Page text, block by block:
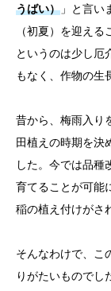
うばい） 」と言い
（初夏）を迎え
というのは少し厄
もなく、作物の生
昔から、梅雨入り
田植えの時期を決
した。今では品種
育てることが可能
稲の植え付けがさ
そんなわけで、こ
りがたいものでし